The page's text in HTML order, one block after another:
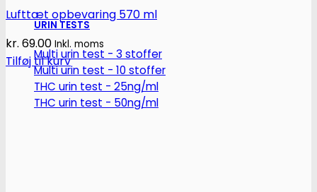
URIN TESTS
Multi urin test - 3 stoffer
Multi urin test - 10 stoffer
THC urin test - 25ng/ml
THC urin test - 50ng/ml
Lufttæt opbevaring 570 ml
kr. 69.00 Inkl. moms
Tilføj til kurv